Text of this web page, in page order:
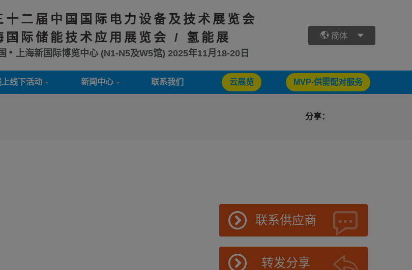
十二届中国国际电力设备及技术展览会
国际储能技术应用展览会 / 氢能展
上海新国际博览中心 (N1-N5及W5馆) 2025年11月18-20日
简体
上线下活动 新闻中心 联系我们 云展览 MVP-供需配对服务
分享：
联系供应商
转发分享